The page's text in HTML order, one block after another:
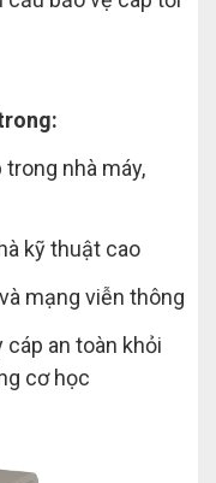
nhà máy,
kỹ thuật cao
mạng viễn thông
an toàn khỏi
cơ học